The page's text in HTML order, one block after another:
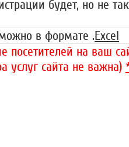
будет, но не
в формате .Excel
посетителей на ваш
услуг сайта не важна)